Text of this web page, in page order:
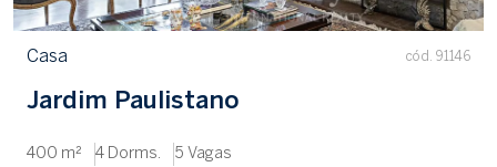
Casa cód. 91146
Jardim Paulistano
400 m² 4 Dorms. 5 Vagas